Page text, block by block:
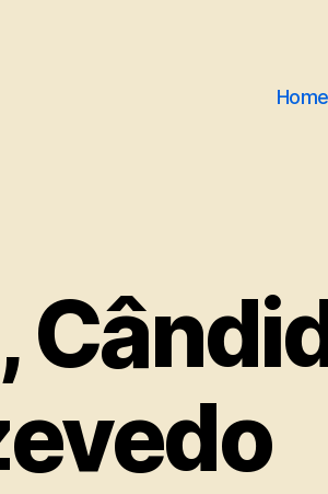
Home